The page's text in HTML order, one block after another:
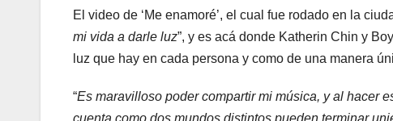
El video de ‘Me enamoré’, el cual fue rodado en la
mi vida a darle luz”, y es acá donde Katherin Chin y
luz que hay en cada persona y como de una manera
“Es maravilloso poder compartir mi música, y al hacer